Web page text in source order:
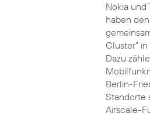
Nokia und
haben
Cluster”
Dazu
Berlin-
Standorte
Airscale-